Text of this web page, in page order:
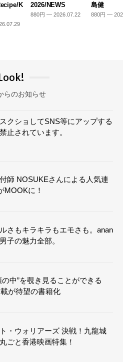
K
2026/NEWS
880円 — 2026.07.22
島健
880円 —
らのお知らせ
クショしてSNS等にアップする
止されています。
師 NOSUKEさんによる人気連
MOOKに！
さもキラキラもエモさも。anan
子の魅力全部。
の中”を覗き見ることができる
が待望の書籍化
・ウォリアーズ 決戦！九龍城
ごと香港映画特集！